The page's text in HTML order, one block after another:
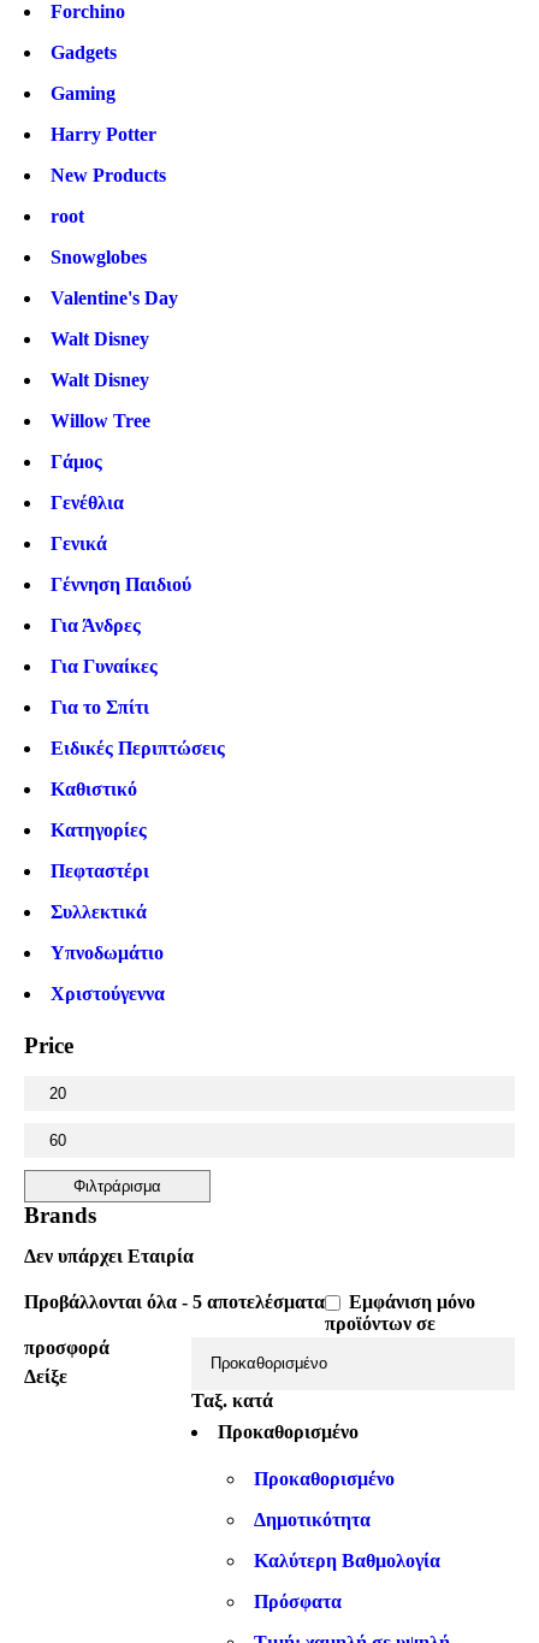
Forchino
Gadgets
Gaming
Harry Potter
New Products
root
Snowglobes
Valentine's Day
Walt Disney
Walt Disney
Willow Tree
Γάμος
Γενέθλια
Γενικά
Γέννηση Παιδιού
Για Άνδρες
Για Γυναίκες
Για το Σπίτι
Ειδικές Περιπτώσεις
Καθιστικό
Κατηγορίες
Πεφταστέρι
Συλλεκτικά
Υπνοδωμάτιο
Χριστούγεννα
Price
Φιλτράρισμα
Brands
Δεν υπάρχει Εταιρία
Προβάλλονται όλα - 5 αποτελέσματα
Ταξ. κατά
Προκαθορισμένo
Προκαθορισμένo
Δημοτικότητα
Καλύτερη Βαθμολογία
Πρόσφατα
Εμφάνιση μόνο
προϊόντων σε
προσφορά
Δείξε